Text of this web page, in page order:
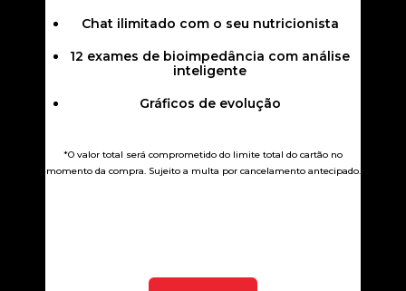
Chat ilimitado com o seu nutricionista
12 exames de bioimpedância com análise
inteligente
Gráficos de evolução
*O valor total será comprometido do limite total do cartão no
momento da compra. Sujeito a multa por cancelamento antecipado.